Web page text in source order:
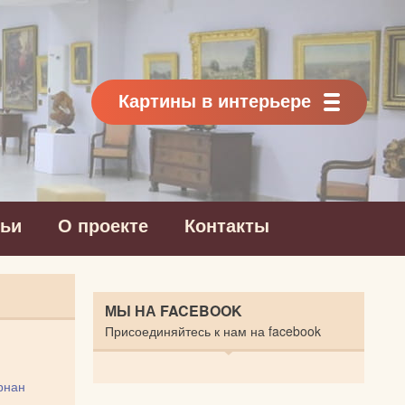
Картины в интерьере
О проекте Контакты
МЫ НА FACEBOOK
Присоединяйтесь к нам на facebook